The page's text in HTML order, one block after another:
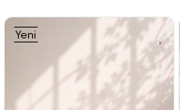
Yeni